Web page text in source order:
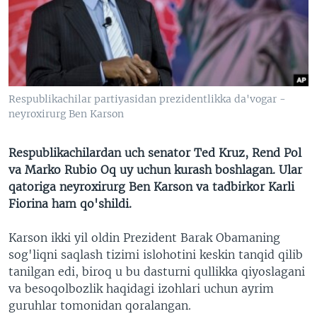
VIDEO
XABARLAR SURATLARDA
ODNOKLASSNIKI
TELEGRAM
TWITTER
SOUNDCLOUD
VOA
Respublikachilar partiyasidan prezidentlikka da'vogar -
neyroxirurg Ben Karson
Respublikachilardan uch senator Ted Kruz, Rend Pol
va Marko Rubio Oq uy uchun kurash boshlagan. Ular
qatoriga neyroxirurg Ben Karson va tadbirkor Karli
Fiorina ham qo'shildi.
Karson ikki yil oldin Prezident Barak Obamaning
sog'liqni saqlash tizimi islohotini keskin tanqid qilib
tanilgan edi, biroq u bu dasturni qullikka qiyoslagani
va besoqolbozlik haqidagi izohlari uchun ayrim
guruhlar tomonidan qoralangan.